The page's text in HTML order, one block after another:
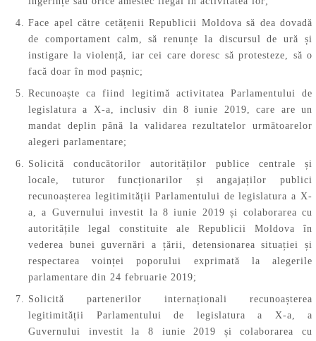
Face apel către cetățenii Republicii Moldova să dea dovadă
de comportament calm, să renunțe la discursul de ură și
instigare la violență, iar cei care doresc să protesteze, să o
facă doar în mod pașnic;
Recunoaște ca fiind legitimă activitatea Parlamentului de
legislatura a X-a, inclusiv din 8 iunie 2019, care are un
mandat deplin până la validarea rezultatelor următoarelor
alegeri parlamentare;
Solicită conducătorilor autorităților publice centrale și
locale, tuturor funcționarilor și angajaților publici
recunoașterea legitimității Parlamentului de legislatura a X-
a, a Guvernului investit la 8 iunie 2019 și colaborarea cu
autoritățile legal constituite ale Republicii Moldova în
vederea bunei guvernări a țării, detensionarea situației și
respectarea voinței poporului exprimată la alegerile
parlamentare din 24 februarie 2019;
Solicită partenerilor internaționali recunoașterea
legitimității Parlamentului de legislatura a X-a, a
Guvernului investit la 8 iunie 2019 și colaborarea cu